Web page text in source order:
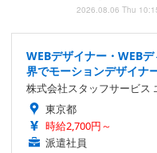
2026.08.06 Thu
WEBデザイナー・WEB
界でモーションデザイナ
株式会社スタッフサービス
東京都
時給2,700円～
派遣社員